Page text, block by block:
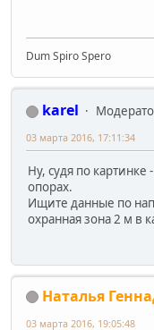
Dum Spiro Spero
karel
03 марта 2016, 17:11:34
Ну, судя по картинке
опорах.
Ищите данные по
охранная зона 2 м в
Наталья
03 марта 2016, 19:05:48